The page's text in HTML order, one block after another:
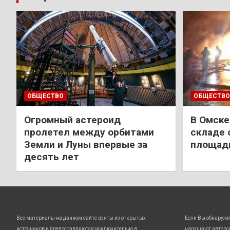
ОБЩЕСТВО
Огромный астероид
пролетел между орбитами
Земли и Луны впервые за
десять лет
ОБЩЕСТВО
В
складе
Все материалы на данном сайте взяты из открытых
источников и предоставляются исключительно в
Если Вы
нарушают